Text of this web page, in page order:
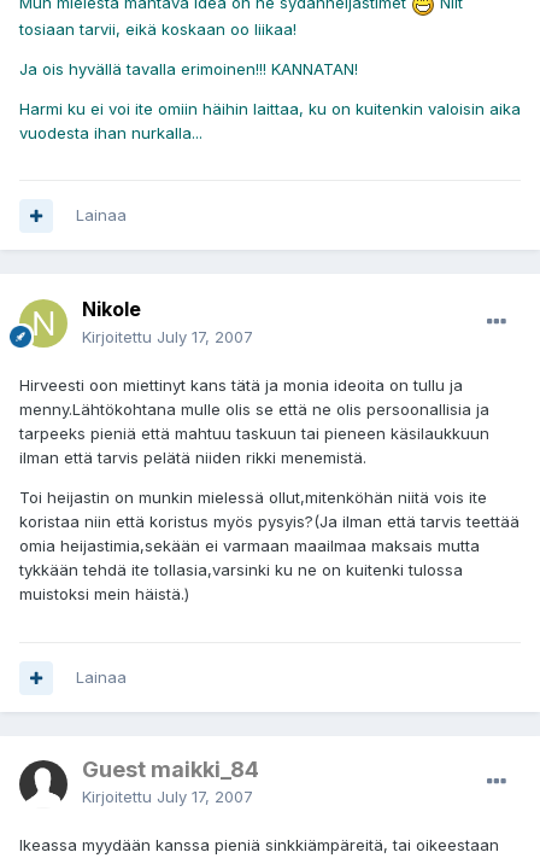
tosiaan tarvii, eikä koskaan oo liikaa!
Ja ois hyvällä tavalla erimoinen!!! KANNATAN!
Harmi ku ei voi ite omiin häihin laittaa, ku on kuitenkin valoisin aika
vuodesta ihan nurkalla...
Lainaa
Nikole
Kirjoitettu July 17, 2007
Hirveesti oon miettinyt kans tätä ja monia ideoita on tullu ja
menny.Lähtökohtana mulle olis se että ne olis persoonallisia ja
tarpeeks pieniä että mahtuu taskuun tai pieneen käsilaukkuun
ilman että tarvis pelätä niiden rikki menemistä.
Toi heijastin on munkin mielessä ollut,mitenköhän niitä vois ite
koristaa niin että koristus myös pysyis?(Ja ilman että tarvis teettää
omia heijastimia,sekään ei varmaan maailmaa maksais mutta
tykkään tehdä ite tollasia,varsinki ku ne on kuitenki tulossa
muistoksi mein häistä.)
Lainaa
Guest maikki_84
Kirjoitettu July 17, 2007
Ikeassa myydään kanssa pieniä sinkkiämpäreitä, tai oikeestaan